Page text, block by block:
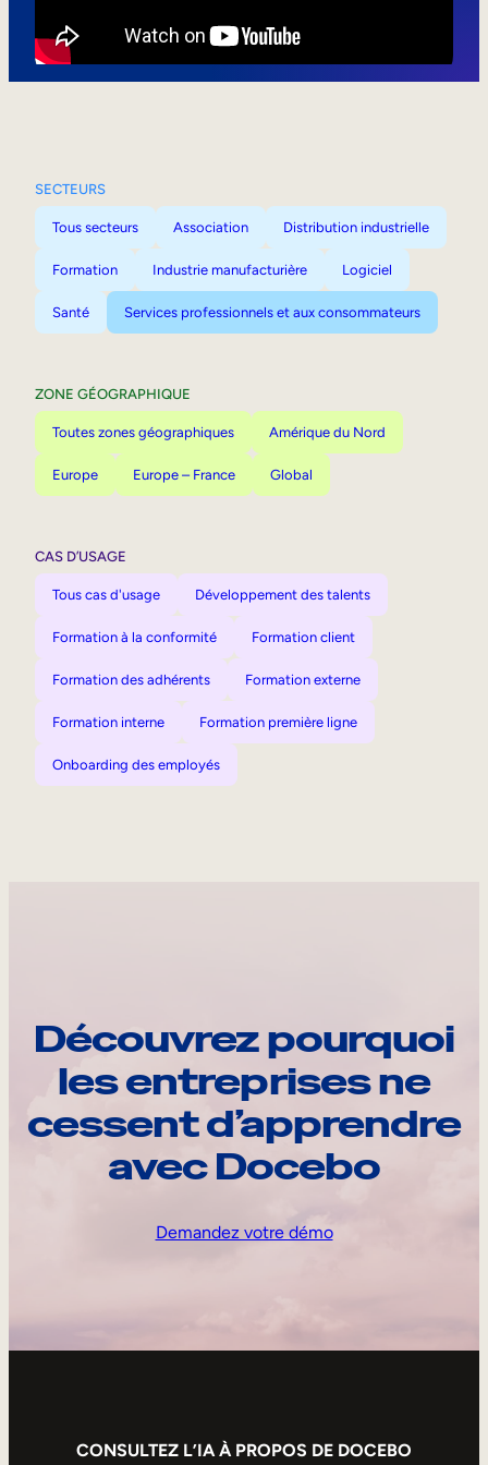
SECTEURS
Tous secteurs Association Distribution industrielle
Formation Industrie manufacturière Logiciel
Santé Services professionnels et aux consommateurs
ZONE GÉOGRAPHIQUE
Toutes zones géographiques Amérique du Nord
Europe Europe – France Global
CAS D’USAGE
Tous cas d'usage Développement des talents
Formation à la conformité Formation client
Formation des adhérents Formation externe
Formation interne Formation première ligne
Onboarding des employés
Découvrez pourquoi
les entreprises ne
cessent d’apprendre
avec Docebo
Demandez votre démo
CONSULTEZ L’IA À PROPOS DE DOCEBO